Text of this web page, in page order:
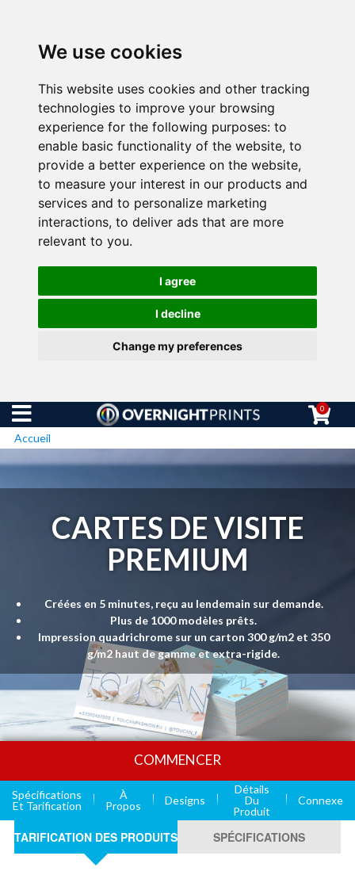
We use cookies
This website uses cookies and other tracking
technologies to improve your browsing
experience for the following purposes: to
enable basic functionality of the website, to
provide a better experience on the website,
to measure your interest in our products and
services and to personalize marketing
interactions, to deliver ads that are more
relevant to you.
I agree
I decline
Change my preferences
0
Accueil
Cartes de visite premium
CARTES DE VISITE
PREMIUM
Créées en 5 minutes, reçu au lendemain sur demande.
Plus de 1000 modèles prêts.
Impression quadrichrome sur un carton 300 g/m2 et 350
g/m2 haut de gamme et extra-rigide.
COMMENCER
Spécifications
Et Tarification
À
Propos
Designs
Détails
Du
Produit
Connexe
TARIFICATION DES PRODUITS SPÉCIFICATIONS